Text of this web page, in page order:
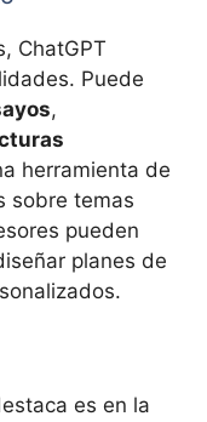
ChatGPT
Puede
,
herramienta de
sobre temas
pueden
planes de
es en la